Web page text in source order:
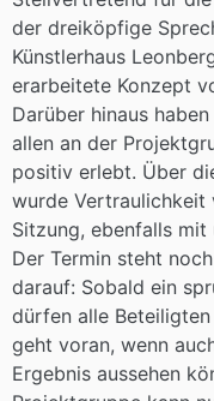
der dreiköpfige
Künstlerhaus
erarbeitete Konzept
Darüber hinaus
allen an der
positiv erlebt. Über
wurde Vertraulichkeit
Sitzung, ebenfalls
Der Termin steht
darauf: Sobald ein
dürfen alle
geht voran, wenn
Ergebnis aussehen